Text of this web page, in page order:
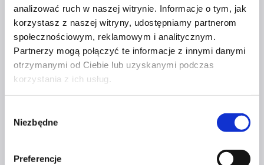
analizować ruch w naszej witrynie. Informacje o tym, jak
korzystasz z naszej witryny, udostępniamy partnerom
społecznościowym, reklamowym i analitycznym.
Partnerzy mogą połączyć te informacje z innymi danymi
otrzymanymi od Ciebie lub uzyskanymi podczas
korzystania z ich usług.
zgody
Niezbędne
Preferencje
KOBIETY I ICH BIZNESY
HISTORIA KOBIETY,